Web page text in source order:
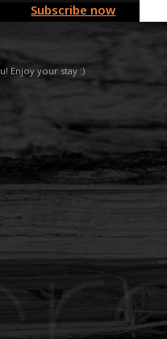
Subscribe now
Enjoy your stay :)